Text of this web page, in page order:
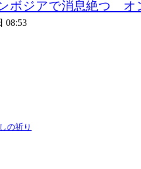
ボジアで消息絶つ オ
08:53
の祈り